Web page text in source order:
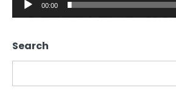
00:00
Search